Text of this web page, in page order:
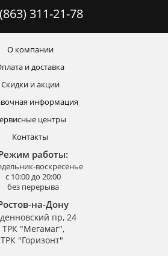
311-21-78
О компании
и доставка
Скидки и акции
информация
центры
Контакты
работы:
воскресенье
с 10:00 до 20:00
без перерыва
на-Дону
пр, 24
ТРК "Мегамаг",
ТРК "Горизонт"